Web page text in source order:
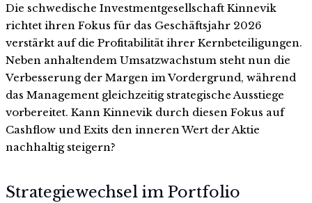
Die schwedische Investmentgesellschaft Kinnevik
richtet ihren Fokus für das Geschäftsjahr 2026
verstärkt auf die Profitabilität ihrer Kernbeteiligungen.
Neben anhaltendem Umsatzwachstum steht nun die
Verbesserung der Margen im Vordergrund, während
das Management gleichzeitig strategische Ausstiege
vorbereitet. Kann Kinnevik durch diesen Fokus auf
Cashflow und Exits den inneren Wert der Aktie
nachhaltig steigern?
Strategiewechsel im Portfolio